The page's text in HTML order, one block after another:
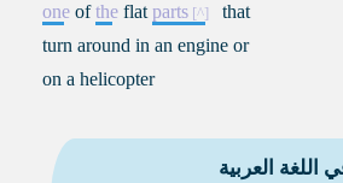
one ofthe flat parts
that
turn around in an engine or
on a helicopter
اللغة العربية